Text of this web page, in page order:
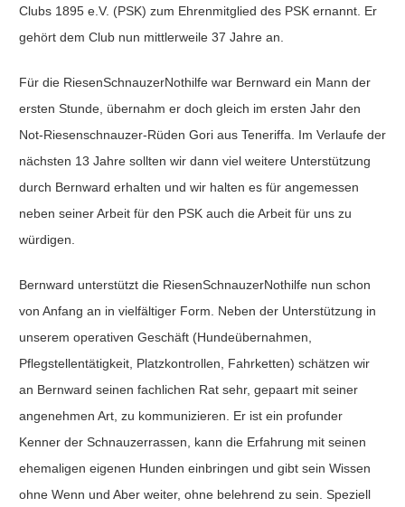
Clubs 1895 e.V. (PSK) zum Ehrenmitglied des PSK ernannt. Er
gehört dem Club nun mittlerweile 37 Jahre an.
Für die RiesenSchnauzerNothilfe war Bernward ein Mann der
ersten Stunde, übernahm er doch gleich im ersten Jahr den
Not-Riesenschnauzer-Rüden Gori aus Teneriffa. Im Verlaufe der
nächsten 13 Jahre sollten wir dann viel weitere Unterstützung
durch Bernward erhalten und wir halten es für angemessen
neben seiner Arbeit für den PSK auch die Arbeit für uns zu
würdigen.
Bernward unterstützt die RiesenSchnauzerNothilfe nun schon
von Anfang an in vielfältiger Form. Neben der Unterstützung in
unserem operativen Geschäft (Hundeübernahmen,
Pflegstellentätigkeit, Platzkontrollen, Fahrketten) schätzen wir
an Bernward seinen fachlichen Rat sehr, gepaart mit seiner
angenehmen Art, zu kommunizieren. Er ist ein profunder
Kenner der Schnauzerrassen, kann die Erfahrung mit seinen
ehemaligen eigenen Hunden einbringen und gibt sein Wissen
ohne Wenn und Aber weiter, ohne belehrend zu sein. Speziell